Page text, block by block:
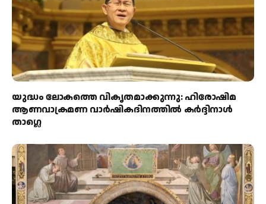
യുദ്ധം ലോകത്തെ വികൃതമാക്കുന്നു: ഹിരോഷിമ
ആണവാക്രമണ വാർഷികദിനത്തിൽ കർദ്ദിനാൾ
താഗ്ലെ